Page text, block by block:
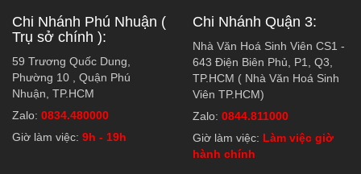
Chi Nhánh Phú Nhuận (
Trụ sở chính ):
59 Trương Quốc Dung,
Phường 10 , Quận Phú
Nhuận, TP.HCM
Zalo: 0834.480000
Giờ làm việc: 9h - 19h
Chi Nhánh Quận 3:
Nhà Văn Hoá Sinh Viên CS1 -
643 Điện Biên Phủ, P1, Q3,
TP.HCM ( Nhà Văn Hoá Sinh
Viên TP.HCM)
Zalo: 0844.811000
Giờ làm việc: Làm việc giờ
hành chính